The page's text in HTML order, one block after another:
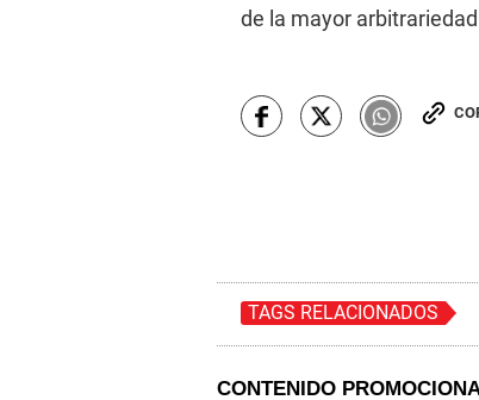
de la mayor
TAGS RELACIONADOS